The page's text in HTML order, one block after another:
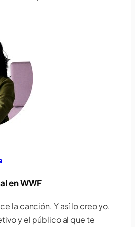
en WWF
la canción. Y así lo creo yo.
y el público al que te